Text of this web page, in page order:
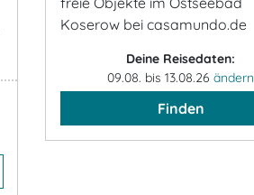
Koserow bei casamundo.de
Deine Reisedaten:
09.08. bis 13.08.26 ändern
Finden